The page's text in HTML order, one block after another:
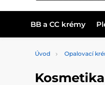
BB a CC krémy
Úvod Opalovací